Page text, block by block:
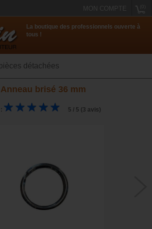
MON COMPTE
La boutique des professionnels ouverte à
tous !
détachées
Anneau brisé 36 mm
5 / 5 (3 avis)